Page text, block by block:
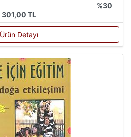
%30
301,00 TL
Ürün Detayı